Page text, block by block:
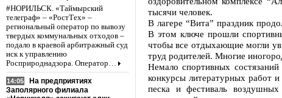
#НОРИЛЬСК. «Таймырский
телеграф» – «РостТех» –
региональный оператор по вывозу
твердых коммунальных отходов –
подало в краевой арбитражный суд
иск к управлению
Росприроднадзора. Оператор…
14:05
На предприятиях
Заполярного филиала
тысячи человек.
В лагере “Вита” праздник
В этом ключе прошли
чтобы все отдыхающие могли
труд родителей. Многие
Немало спортивных
конкурсы литературных работ
песка и фестиваль